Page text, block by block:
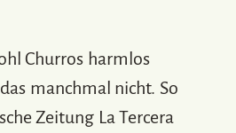
Churros harmlos
manchmal nicht. So
Zeitung La Tercera